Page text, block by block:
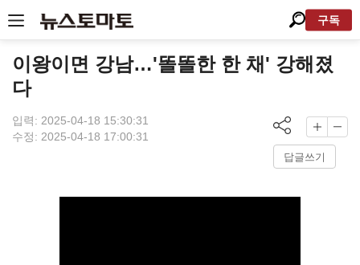
구독
이왕이면 강남…'똘똘한 한 채' 강해졌
다
입력: 2025-04-18 15:30:31
수정: 2025-04-18 17:00:31
답글쓰기